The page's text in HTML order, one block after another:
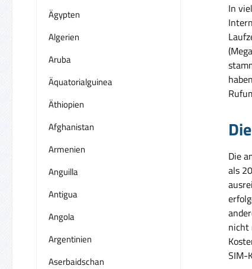
Ägypten
Algerien
Aruba
Äquatorialguinea
Äthiopien
Afghanistan
Armenien
Anguilla
Antigua
Angola
Argentinien
Aserbaidschan
In
Die
als
nicht
SIM-